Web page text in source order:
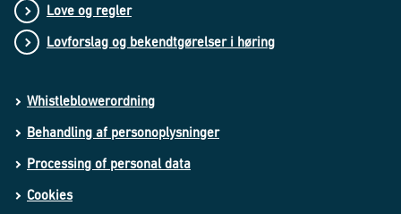
Love og regler
Lovforslag og bekendtgørelser i høring
Whistleblowerordning
Behandling af personoplysninger
Processing of personal data
Cookies